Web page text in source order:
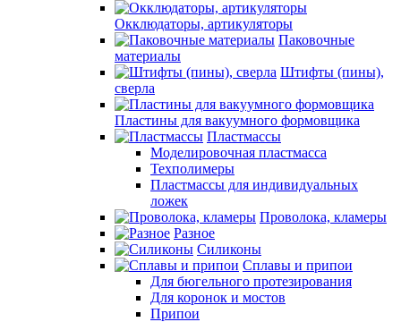
Окклюдаторы, артикуляторы
Паковочные
материалы
Штифты (пины),
сверла
Пластины для вакуумного формовщика
Пластмассы
Моделировочная пластмасса
Техполимеры
Пластмассы для индивидуальных
ложек
Проволока, кламеры
Разное
Силиконы
Сплавы и припои
Для бюгельного протезирования
Для коронок и мостов
Припои